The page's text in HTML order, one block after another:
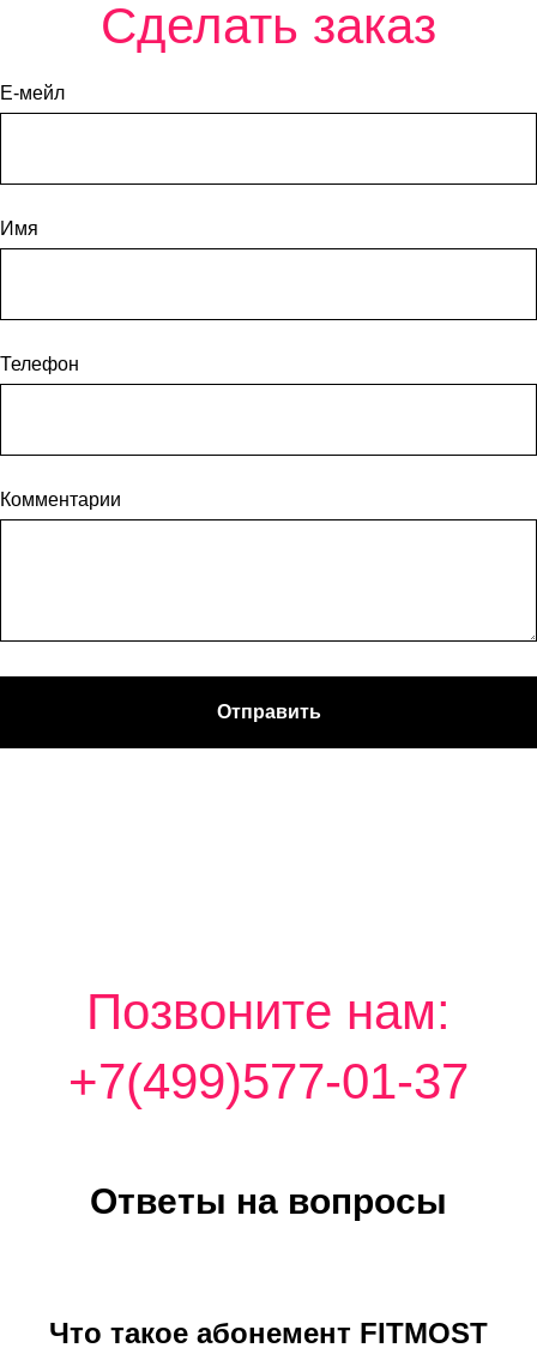
Сделать заказ
Е-мейл
Имя
Телефон
Комментарии
Отправить
Позвоните нам:
+7(499)577-01-37
Ответы на вопросы
Что такое абонемент FITMOST